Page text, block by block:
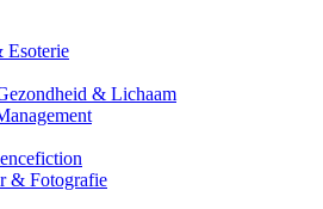
Esoterie
& Lichaam
& Fotografie